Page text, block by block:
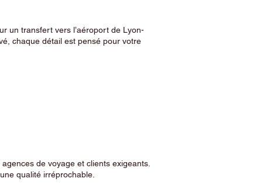
un transfert vers l’aéroport de Lyon-
chaque détail est pensé pour votre
de voyage et clients exigeants.
qualité irréprochable.